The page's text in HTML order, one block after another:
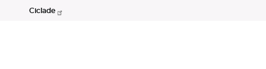
Ciclade